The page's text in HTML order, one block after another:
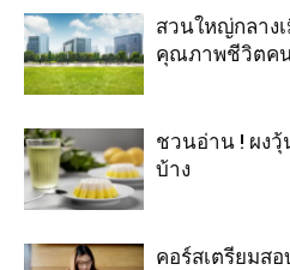
สวนใหญ่กลาง
คุณภาพชีวิตคน
ชวนอ่าน ! ผงวุ้
บ้าง
คอร์สเตรียมส